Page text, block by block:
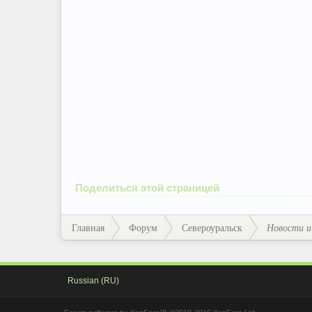
Поделиться этой страницей
Главная Форум Североуральск Новости и
Russian (RU)